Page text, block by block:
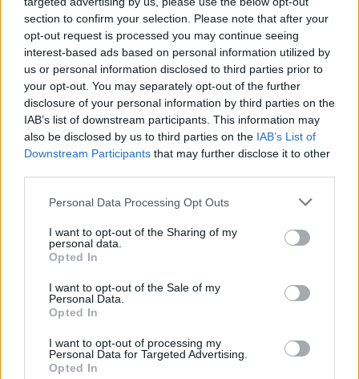
section to confirm your selection. Please note that after your
opt-out request is processed you may continue seeing
interest-based ads based on personal information utilized by
us or personal information disclosed to third parties prior to
your opt-out. You may separately opt-out of the further
disclosure of your personal information by third parties on the
IAB’s list of downstream participants. This information may
also be disclosed by us to third parties on the IAB’s List of
Downstream Participants that may further disclose it to other
Personal Data Processing Opt Outs
I want to opt-out of the Sharing of my
personal data.
Opted In
I want to opt-out of the Sale of my
Personal Data.
Opted In
I want to opt-out of processing my
Personal Data for Targeted Advertising.
Opted In
Laidos | Informacinis skydas
Visi įrašai
Žiūrimiausi įrašai
vaiko gyvybių išgelbėti nepavyko
Žinios | Lietuvos diena
00:00:57
Savaitės vidurys nusimato karštas: temperatūra kils iki
32 laipsnių šilumos
Žinios